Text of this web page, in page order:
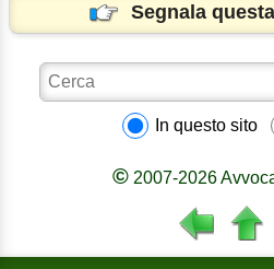
Segnala
In questo sito
© 2007-2026